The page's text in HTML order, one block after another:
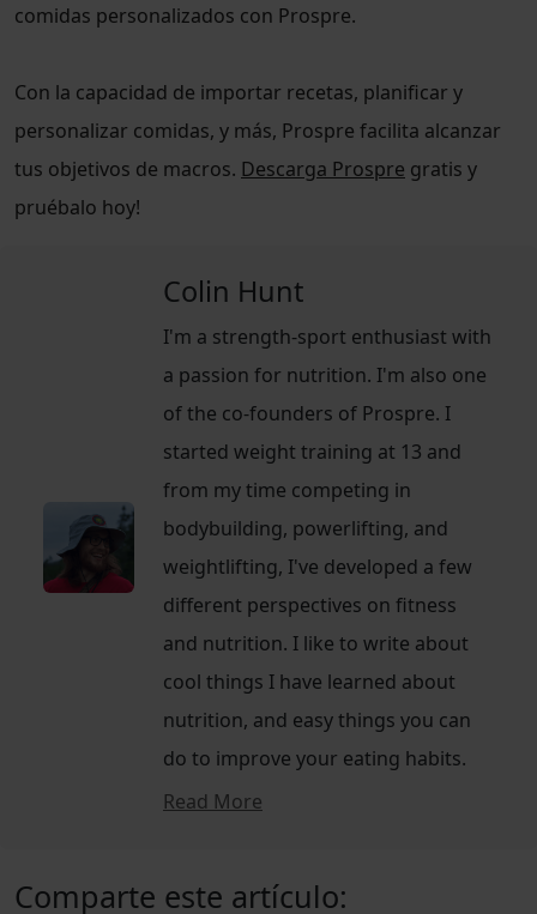
comidas personalizados con Prospre.
Con la capacidad de importar recetas, planificar y
personalizar comidas, y más, Prospre facilita alcanzar
tus objetivos de macros. Descarga Prospre gratis y
pruébalo hoy!
Colin Hunt
I'm a strength-sport enthusiast with
a passion for nutrition. I'm also one
of the co-founders of Prospre. I
started weight training at 13 and
from my time competing in
bodybuilding, powerlifting, and
weightlifting, I've developed a few
different perspectives on fitness
and nutrition. I like to write about
cool things I have learned about
nutrition, and easy things you can
do to improve your eating habits.
Read More
Comparte este artículo: